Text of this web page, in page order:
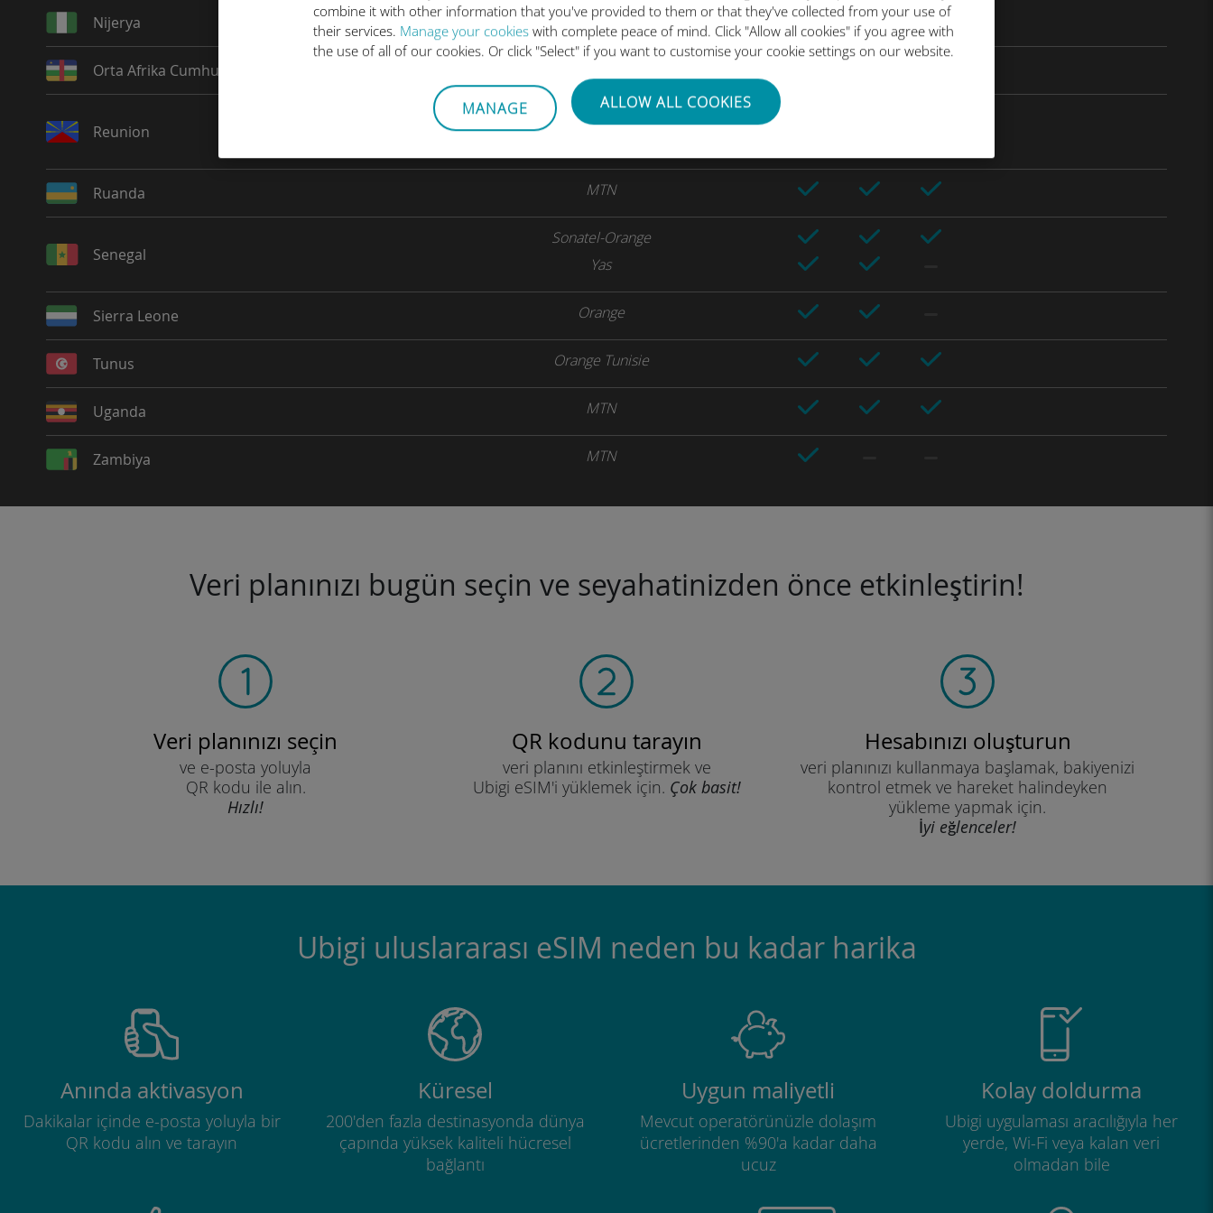
combine it with other information that you've provided to them or that they've collected from your use of
their services. Manage your cookies with complete peace of mind. Click "Allow all cookies" if you agree with
the use of all of our cookies. Or click "Select" if you want to customise your cookie settings on our website.
MANAGE ALLOW ALL COOKIES
Nijerya MTN
Orta Afrika Cumhuriyeti Orange
Reunion
Orange
Ruanda MTN
Senegal
Sonatel-Orange
Yas
Sierra Leone Orange
Tunus Orange Tunisie
Uganda MTN
Zambiya MTN
Veri planınızı bugün seçin ve seyahatinizden önce etkinleştirin!
Veri planınızı seçin
ve e-posta yoluyla
QR kodu ile alın.
Hızlı!
QR kodunu tarayın
veri planını etkinleştirmek ve
Ubigi eSIM'i yüklemek için. Çok basit!
Hesabınızı oluşturun
veri planınızı kullanmaya başlamak, bakiyenizi
kontrol etmek ve hareket halindeyken
yükleme yapmak için.
İyi eğlenceler!
Ubigi uluslararası eSIM neden bu kadar harika
Anında aktivasyon
Dakikalar içinde e-posta yoluyla bir
QR kodu alın ve tarayın
Küresel
200'den fazla destinasyonda dünya
çapında yüksek kaliteli hücresel
bağlantı
Uygun maliyetli
Mevcut operatörünüzle dolaşım
ücretlerinden %90'a kadar daha
ucuz
Kolay doldurma
Ubigi uygulaması aracılığıyla her
yerde, Wi-Fi veya kalan veri
olmadan bile